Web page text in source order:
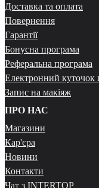
Доставка та оплата
Повернення
Гарантії
Бонусна програма
Реферальна програма
Електронний куточок
Запис на макіяж
ПРО НАС
Магазини
Кар'єра
Новини
Контакти
Чат з INTERTOP